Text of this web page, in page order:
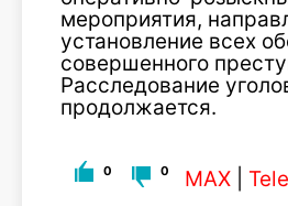
мероприятия,
установление всех
совершенного
Расследование
продолжается.
0 0 MAX